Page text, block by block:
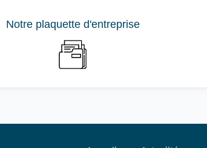
Notre plaquette d'entreprise